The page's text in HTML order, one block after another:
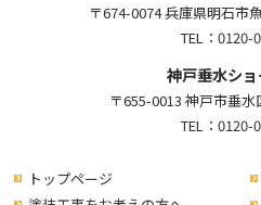
〒674-0074 兵庫県明石市
TEL： 0120-
神戸垂水シ
〒655-0013 神戸市垂
TEL： 0120-
トップページ